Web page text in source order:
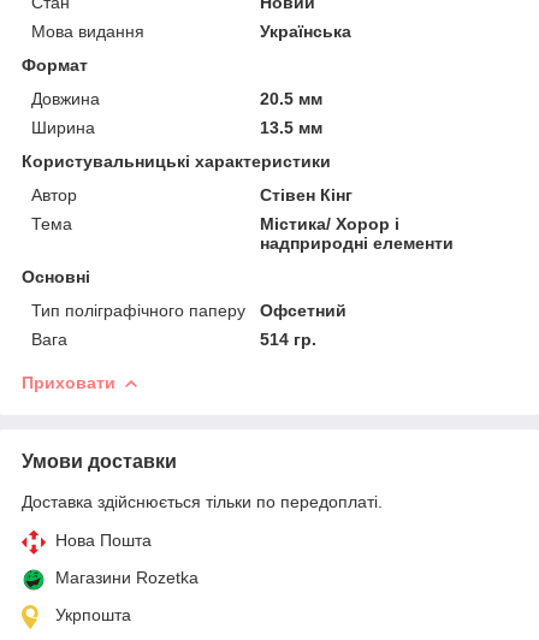
Мова видання
Українська
Формат
Довжина
20.5 мм
Ширина
13.5 мм
Користувальницькі характеристики
Автор
Стівен Кінг
Тема
Містика/ Хорор і
надприродні елементи
Основні
Тип поліграфічного паперу
Офсетний
Вага
514 гр.
Приховати
Умови доставки
Доставка здійснюється тільки по передоплаті.
Нова Пошта
Магазини Rozetka
Укрпошта